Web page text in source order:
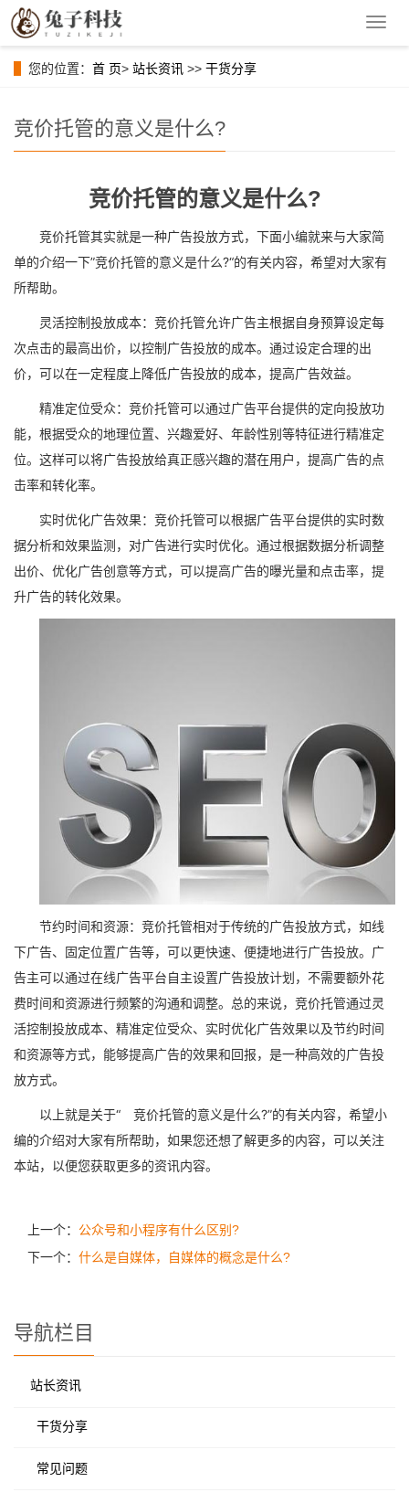
导
您的位置： 首 页> 站长资讯 >> 干货分享
竞价托管的意义是什么?
竞价托管的意义是什么?
竞价托管其实就是一种广告投放方式，下面小编就来与大家简
单的介绍一下”竞价托管的意义是什么?“的有关内容，希望对大家有
所帮助。
灵活控制投放成本：竞价托管允许广告主根据自身预算设定每
次点击的最高出价，以控制广告投放的成本。通过设定合理的出
价，可以在一定程度上降低广告投放的成本，提高广告效益。
精准定位受众：竞价托管可以通过广告平台提供的定向投放功
能，根据受众的地理位置、兴趣爱好、年龄性别等特征进行精准定
位。这样可以将广告投放给真正感兴趣的潜在用户，提高广告的点
击率和转化率。
实时优化广告效果：竞价托管可以根据广告平台提供的实时数
据分析和效果监测，对广告进行实时优化。通过根据数据分析调整
出价、优化广告创意等方式，可以提高广告的曝光量和点击率，提
升广告的转化效果。
节约时间和资源：竞价托管相对于传统的广告投放方式，如线
下广告、固定位置广告等，可以更快速、便捷地进行广告投放。广
告主可以通过在线广告平台自主设置广告投放计划，不需要额外花
费时间和资源进行频繁的沟通和调整。总的来说，竞价托管通过灵
活控制投放成本、精准定位受众、实时优化广告效果以及节约时间
和资源等方式，能够提高广告的效果和回报，是一种高效的广告投
放方式。
以上就是关于“ 竞价托管的意义是什么?”的有关内容，希望小
编的介绍对大家有所帮助，如果您还想了解更多的内容，可以关注
本站，以便您获取更多的资讯内容。
上一个： 公众号和小程序有什么区别?
下一个： 什么是自媒体，自媒体的概念是什么?
导航栏目
站长资讯
干货分享
常见问题